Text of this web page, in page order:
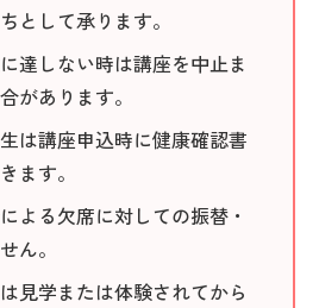
として承ります。
達しない時は講座を中止ま
があります。
は講座申込時に健康確認書
ます。
よる欠席に対しての振替・
ん。
見学または体験されてから